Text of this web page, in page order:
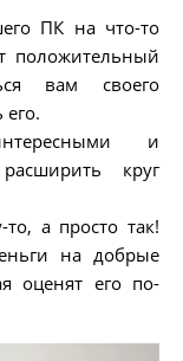
ПК на что-то
положительный
вам своего
и
круг
а просто так!
на добрые
оценят его по-